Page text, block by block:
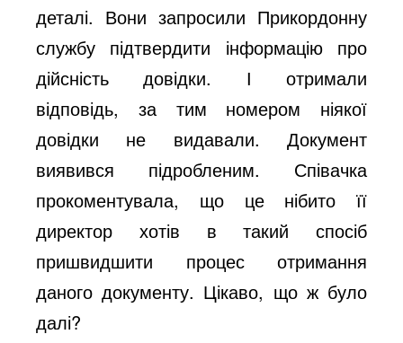
деталі. Вони запросили Прикордонну
службу підтвердити інформацію про
дійсність довідки. І отримали
відповідь, за тим номером ніякої
довідки не видавали. Документ
виявився підробленим. Співачка
прокоментувала, що це нібито її
директор хотів в такий спосіб
пришвидшити процес отримання
даного документу. Цікаво, що ж було
далі?